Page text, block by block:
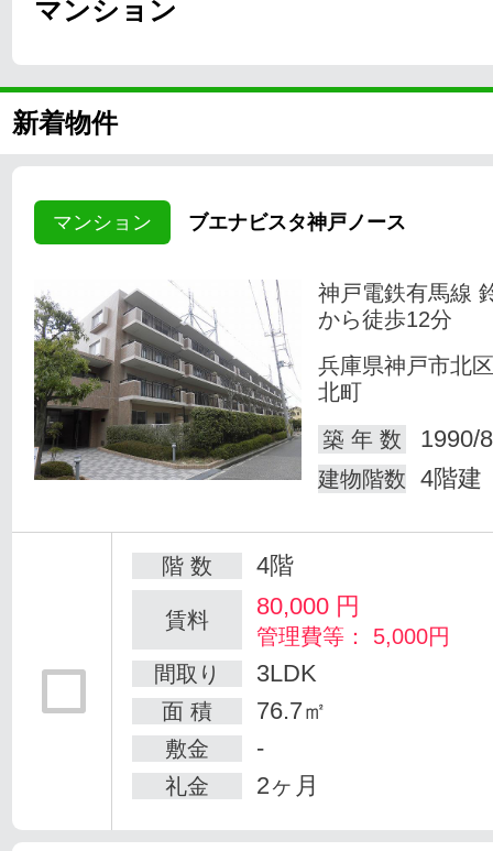
マンション
新着物件
マンション ブエナビスタ神戸ノース
神戸電鉄有馬線
から徒歩12分
兵庫県神戸市北
北町
築 年 数
1990/
建物階数 4階建
階 数 4階
賃料 80,000 円
管理費等： 5,000円
間取り
3LDK
面 積 76.7㎡
敷金 -
礼金 2ヶ月